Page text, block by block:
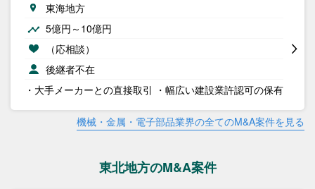
東海地方
5億円～10億円
（応相談）
後継者不在
・大手メーカーとの直接取引 ・幅広い建設業許認可の保有
機械・金属・電子部品業界の全てのM&A案件を見る
東北地方のM&A案件